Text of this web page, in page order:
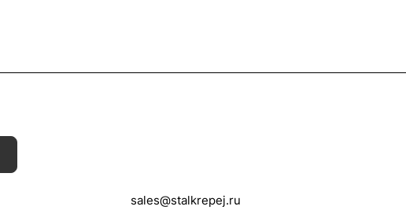
sales@stalkrepej.ru